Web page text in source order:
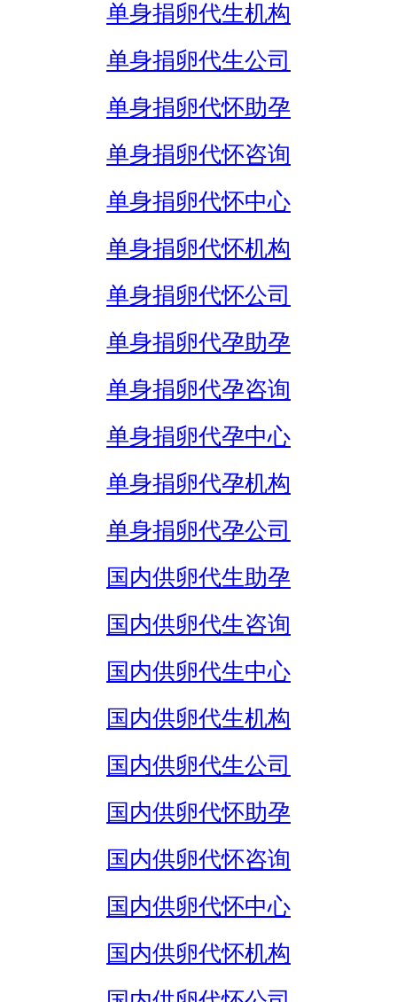
单身捐卵代生机构
单身捐卵代生公司
单身捐卵代怀助孕
单身捐卵代怀咨询
单身捐卵代怀中心
单身捐卵代怀机构
单身捐卵代怀公司
单身捐卵代孕助孕
单身捐卵代孕咨询
单身捐卵代孕中心
单身捐卵代孕机构
单身捐卵代孕公司
国内供卵代生助孕
国内供卵代生咨询
国内供卵代生中心
国内供卵代生机构
国内供卵代生公司
国内供卵代怀助孕
国内供卵代怀咨询
国内供卵代怀中心
国内供卵代怀机构